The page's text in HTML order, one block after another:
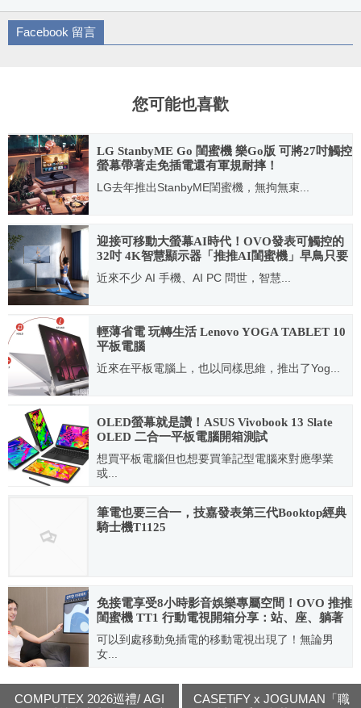
Facebook 留言
您可能也喜歡
LG StanbyME Go 閨蜜機 樂Go版 可將27吋觸控
螢幕帶著走免插電還有軍規耐摔！
LG去年推出StanbyME閨蜜機，無拘無束...
2023.10.03
迎接可移動大螢幕AI時代！OVO發表可觸控的
32吋 4K智慧顯示器「推推AI閨蜜機」早鳥只要
6 折
近來不少 AI 手機、AI PC 問世，智慧...
輕薄省電 玩轉生活 Lenovo YOGA TABLET 10
平板電腦
近來在平板電腦上，也以同樣思維，推出了Yog...
OLED螢幕就是讚！ASUS Vivobook 13 Slate
OLED 二合一平板電腦開箱測試
想買平板電腦但也想要買筆記型電腦來對應學業
或...
筆電也要三合一，技嘉發表第三代Booktop經典
騎士機T1125
2010.10.08
免接電享受8小時影音娛樂專屬空間！OVO 推推
閨蜜機 TT1 行動電視開箱分享：站、座、躺著
看都OK！
可以到處移動免插電的移動電視出現了！無論男
女...
COMPUTEX 2026巡禮/ AGI
CASETiFY x JOGUMAN「職